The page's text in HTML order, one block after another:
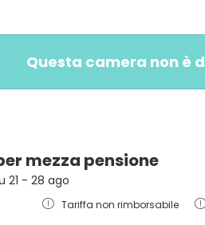
Questa camera non è
mezza pensione
21 - 28 ago
Tariffa non rimborsabile